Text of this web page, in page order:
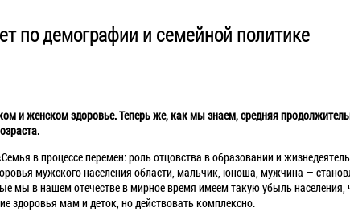
по демографии и семейной политике
и женском здоровье. Теперь же, как мы знаем, средняя
в процессе перемен: роль отцовства в образовании и
мужского населения области, мальчик, юноша, мужчина —
мы в нашем отечестве в мирное время имеем такую убыль населения,
здоровья мам и деток, но действовать комплексно.